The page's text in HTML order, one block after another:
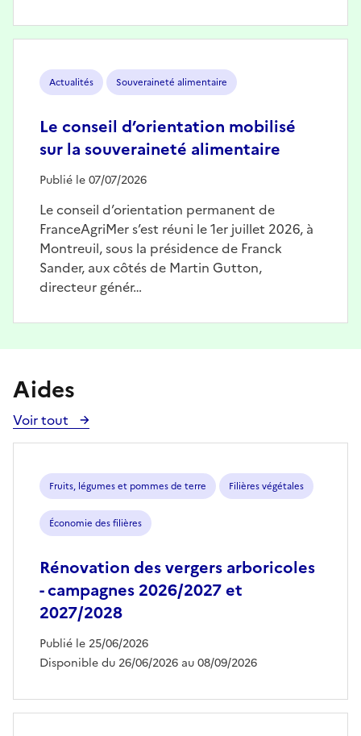
Actualités Souveraineté alimentaire
Le conseil d’orientation mobilisé
sur la souveraineté alimentaire
Publié le 07/07/2026
Le conseil d’orientation permanent de
FranceAgriMer s’est réuni le 1er juillet 2026, à
Montreuil, sous la présidence de Franck
Sander, aux côtés de Martin Gutton,
directeur génér…
Aides
Voir tout
Voir
toutes
aides
Fruits, légumes et pommes de terre Filières végétales
Économie des filières
Rénovation des vergers arboricoles
- campagnes 2026/2027 et
2027/2028
Publié le 25/06/2026
Disponible du 26/06/2026 au 08/09/2026